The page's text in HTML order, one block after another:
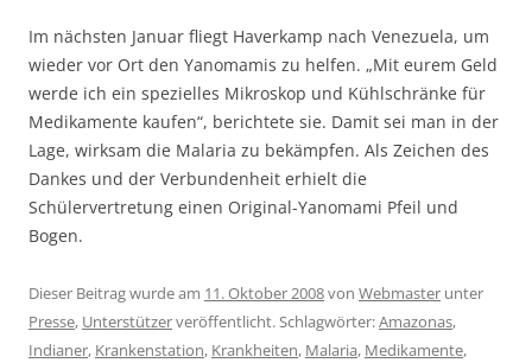
Im nächsten Januar fliegt Haverkamp nach Venezuela, um
wieder vor Ort den Yanomamis zu helfen. „Mit eurem Geld
werde ich ein spezielles Mikroskop und Kühlschränke für
Medikamente kaufen“, berichtete sie. Damit sei man in der
Lage, wirksam die Malaria zu bekämpfen. Als Zeichen des
Dankes und der Verbundenheit erhielt die
Schülervertretung einen Original-Yanomami Pfeil und
Bogen.
Dieser Beitrag wurde am 11. Oktober 2008von Webmaster unter
Presse, Unterstützerveröffentlicht. Schlagwörter:Amazonas,
Indianer, Krankenstation, Krankheiten, Malaria, Medikamente,